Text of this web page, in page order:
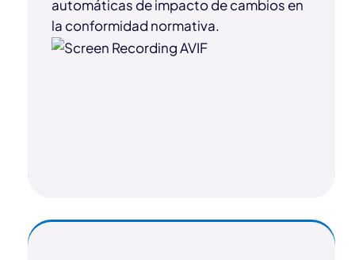
automáticas de impacto de cambios en
la conformidad normativa.